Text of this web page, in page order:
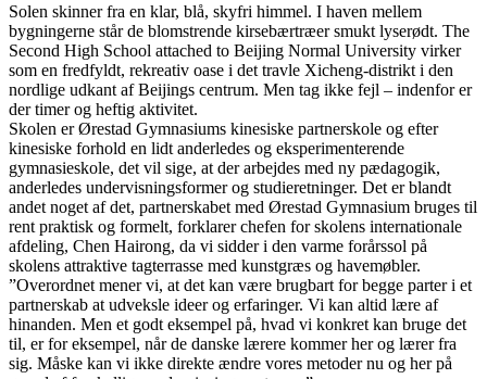
Solen skinner fra en klar, blå, skyfri himmel. I haven mellem
bygningerne står de blomstrende kirsebærtræer smukt lyserødt. The
Second High School attached to Beijing Normal University virker
som en fredfyldt, rekreativ oase i det travle Xicheng-distrikt i den
nordlige udkant af Beijings centrum. Men tag ikke fejl – indenfor er
der timer og heftig aktivitet.
Skolen er Ørestad Gymnasiums kinesiske partnerskole og efter
kinesiske forhold en lidt anderledes og eksperimenterende
gymnasieskole, det vil sige, at der arbejdes med ny pædagogik,
anderledes undervisningsformer og studieretninger. Det er blandt
andet noget af det, partnerskabet med Ørestad Gymnasium bruges til
rent praktisk og formelt, forklarer chefen for skolens internationale
afdeling, Chen Hairong, da vi sidder i den varme forårssol på
skolens attraktive tagterrasse med kunstgræs og havemøbler.
”Overordnet mener vi, at det kan være brugbart for begge parter i et
partnerskab at udveksle ideer og erfaringer. Vi kan altid lære af
hinanden. Men et godt eksempel på, hvad vi konkret kan bruge det
til, er for eksempel, når de danske lærere kommer her og lærer fra
sig. Måske kan vi ikke direkte ændre vores metoder nu og her på